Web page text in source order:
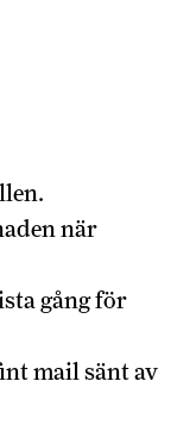
när
gång för
mail sänt av